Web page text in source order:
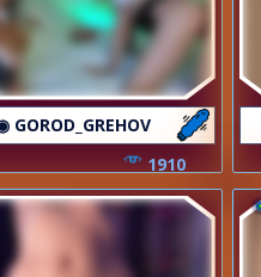
GOROD_GREHOV
1910